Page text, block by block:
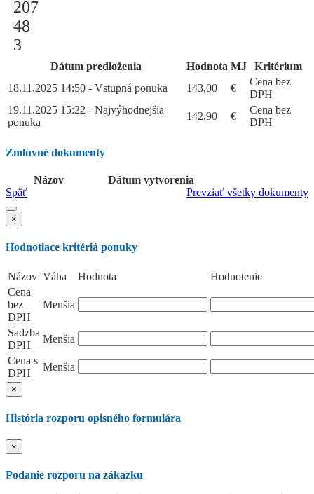
207
48
3
Dátum predloženia Hodnota MJ
Kritérium
18.11.2025 14:50 - Vstupná ponuka
143,00 €
Cena bez
DPH
19.11.2025 15:22 - Najvýhodnejšia
ponuka
142,90 €
Cena bez
DPH
Zmluvné dokumenty
Názov
Dátum vytvorenia
Prevziať všetky dokumenty
Späť
×
Hodnotiace kritériá ponuky
Názov Váha Hodnota
Hodnotenie
Cena
bez
DPH
Menšia
Sadzba
DPH
Menšia
Cena s
DPH
Menšia
×
História rozporu opisného formulára
×
Podanie rozporu na zákazku